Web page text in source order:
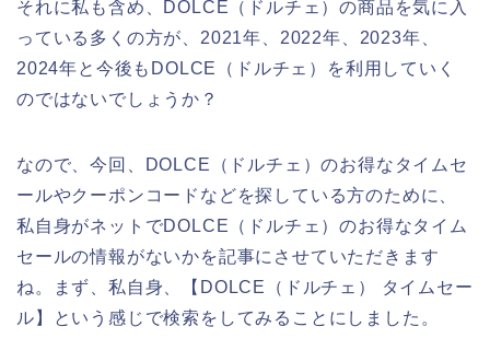
それに私も含め、DOLCE（ドルチェ）の商品を気に入
っている多くの方が、2021年、2022年、2023年、
2024年と今後もDOLCE（ドルチェ）を利用していく
のではないでしょうか？
なので、今回、DOLCE（ドルチェ）のお得なタイムセ
ールやクーポンコードなどを探している方のために、
私自身がネットでDOLCE（ドルチェ）のお得なタイム
セールの情報がないかを記事にさせていただきます
ね。まず、私自身、【DOLCE（ドルチェ） タイムセー
ル】という感じで検索をしてみることにしました。